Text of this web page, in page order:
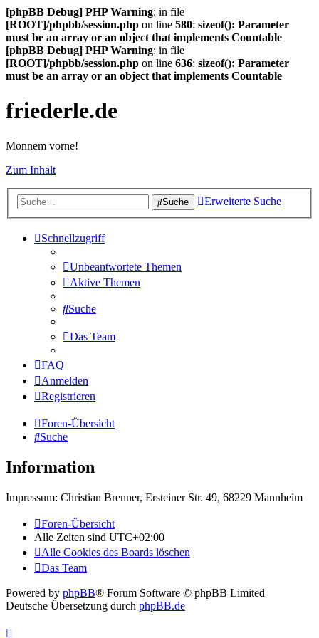
[phpBB Debug] PHP Warning: in file
[ROOT]/phpbb/session.php on line 580: sizeof(): Parameter
must be an array or an object that implements Countable
[phpBB Debug] PHP Warning: in file
[ROOT]/phpbb/session.php on line 636: sizeof(): Parameter
must be an array or an object that implements Countable
friederle.de
Monnem vorne!
Zum Inhalt
Suche Erweiterte Suche
Schnellzugriff
Unbeantwortete Themen
Aktive Themen
Suche
Das Team
FAQ
Anmelden
Registrieren
Foren-Übersicht
Suche
Information
Impressum: Christian Brenner, Ersteiner Str. 49, 68229 Mannheim
Foren-Übersicht
Alle Zeiten sind UTC+02:00
Alle Cookies des Boards löschen
Das Team
Powered by phpBB® Forum Software © phpBB Limited
Deutsche Übersetzung durch phpBB.de